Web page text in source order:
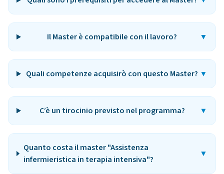
Il Master è compatibile con il lavoro? ▼
Quali competenze acquisirò con questo Master? ▼
C’è un tirocinio previsto nel programma? ▼
Quanto costa il master "Assistenza
infermieristica in terapia intensiva"?
▼